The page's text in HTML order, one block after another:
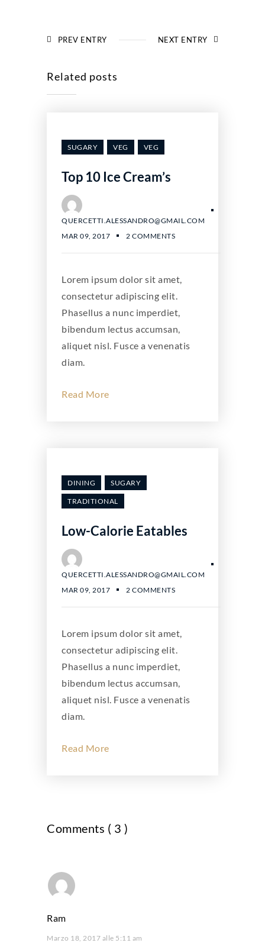
PREV ENTRY NEXT ENTRY
Related posts
SUGARY VEG VEG
Top 10 Ice Cream’s
QUERCETTI.ALESSANDRO@GMAIL.COM
MAR 09, 2017
2 COMMENTS
Lorem ipsum dolor sit amet,
consectetur adipiscing elit.
Phasellus a nunc imperdiet,
bibendum lectus accumsan,
aliquet nisl. Fusce a venenatis
diam.
Read More
DINING SUGARY
TRADITIONAL
Low-Calorie Eatables
QUERCETTI.ALESSANDRO@GMAIL.COM
MAR 09, 2017
2 COMMENTS
Lorem ipsum dolor sit amet,
consectetur adipiscing elit.
Phasellus a nunc imperdiet,
bibendum lectus accumsan,
aliquet nisl. Fusce a venenatis
diam.
Read More
Comments ( 3 )
Ram
Marzo 18, 2017 alle 5:11 am